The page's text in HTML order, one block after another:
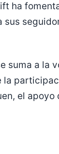
ha
suma a la
la
el apoyo